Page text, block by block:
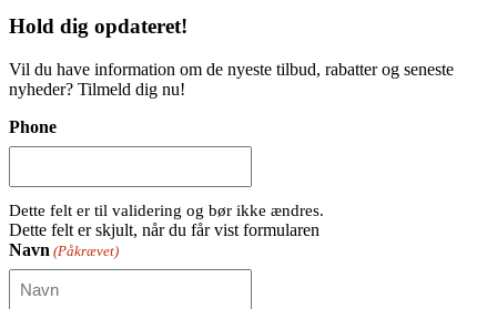
Hold dig opdateret!
Vil du have information om de nyeste tilbud, rabatter og seneste
nyheder? Tilmeld dig nu!
Phone
Dette felt er til validering og bør ikke ændres.
Dette felt er skjult, når du får vist formularen
Navn (Påkrævet)